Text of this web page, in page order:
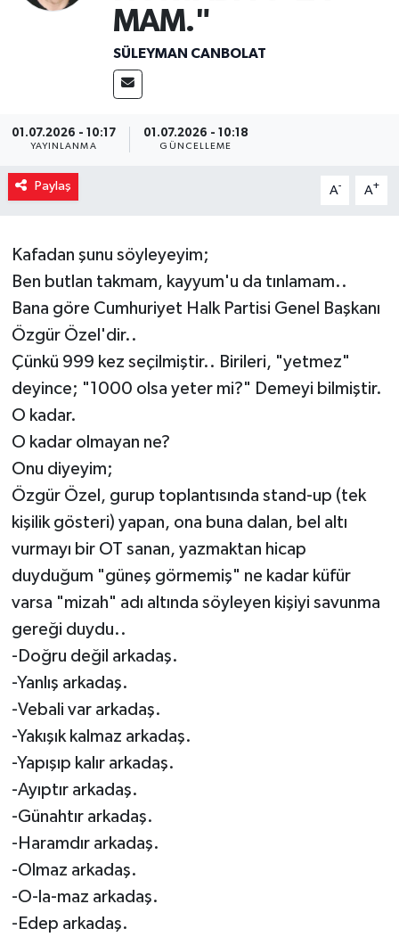
MAM."
SÜLEYMAN CANBOLAT
01.07.2026 - 10:17
YAYINLANMA
01.07.2026 - 10:18
GÜNCELLEME
Paylaş A- A+
Kafadan şunu söyleyeyim;
Ben butlan takmam, kayyum'u da tınlamam..
Bana göre Cumhuriyet Halk Partisi Genel Başkanı
Özgür Özel'dir..
Çünkü 999 kez seçilmiştir.. Birileri, "yetmez"
deyince; "1000 olsa yeter mi?" Demeyi bilmiştir.
O kadar.
O kadar olmayan ne?
Onu diyeyim;
Özgür Özel, gurup toplantısında stand-up (tek
kişilik gösteri) yapan, ona buna dalan, bel altı
vurmayı bir OT sanan, yazmaktan hicap
duyduğum "güneş görmemiş" ne kadar küfür
varsa "mizah" adı altında söyleyen kişiyi savunma
gereği duydu..
-Doğru değil arkadaş.
-Yanlış arkadaş.
-Vebali var arkadaş.
-Yakışık kalmaz arkadaş.
-Yapışıp kalır arkadaş.
-Ayıptır arkadaş.
-Günahtır arkadaş.
-Haramdır arkadaş.
-Olmaz arkadaş.
-O-la-maz arkadaş.
-Edep arkadaş.
Spor
Yaşam
Yurttan